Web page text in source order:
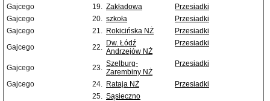
Gajcego
19. Zakładowa
Przesiadki
Gajcego
20. szkoła
Przesiadki
Gajcego
21. Rokicińska NŻ
Przesiadki
Gajcego
22. Dw. Łódź
Andrzejów NŻ
Przesiadki
Gajcego 23. Szelburg-
Zarembiny NŻ
Przesiadki
Gajcego 24. Rataja NŻ
Przesiadki
25. Sąsieczno